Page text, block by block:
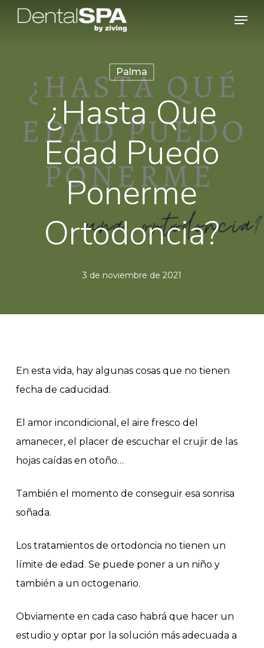
Skip
Menu
Palma
¿Hasta Que
Edad Puedo
Ponerme
Ortodoncia?
3 de noviembre de 2021
En esta vida, hay algunas cosas que no tienen
fecha de caducidad.
El amor incondicional, el aire fresco del
amanecer, el placer de escuchar el crujir de las
hojas caídas en otoño…
También el momento de conseguir esa sonrisa
soñada.
Los tratamientos de ortodoncia no tienen un
límite de edad. Se puede poner a un niño y
también a un octogenario.
Obviamente en cada caso habrá que hacer un
estudio y optar por la solución más adecuada a